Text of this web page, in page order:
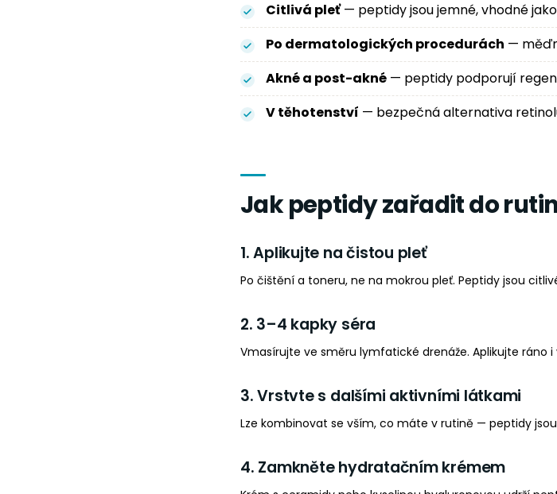
Citlivá pleť— peptidy jsou jemné, vhodné
Po dermatologických procedurách —
Akné a post-akné — peptidy podporují
V těhotenství — bezpečná alternativa
Jak peptidy zařadit do
1. Aplikujte na čistou pleť
Po čištění a toneru, ne na mokrou pleť. Peptidy jsou
2. 3–4 kapky séra
Vmasírujte ve směru lymfatické drenáže. Aplikujte ráno
3. Vrstvte s dalšími aktivními látkami
Lze kombinovat se vším, co máte v rutině — peptidy jsou
4. Zamkněte hydratačním krémem